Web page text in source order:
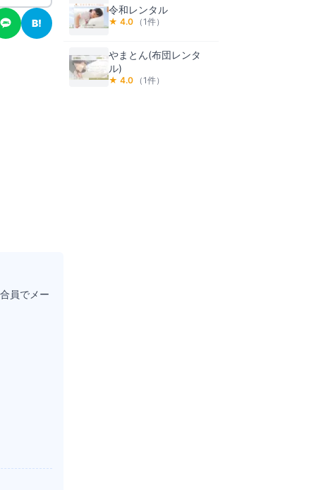
B!
員でメー
令和レンタル
★ 4.0 （1件）
やまとん(布団レンタ
ル)
★ 4.0 （1件）